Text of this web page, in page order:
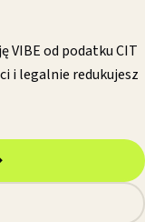
VIBE od podatku CIT
i legalnie redukujesz